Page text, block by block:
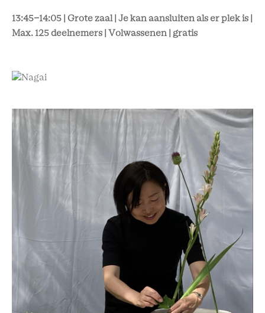
13:45-14:05 | Grote zaal | Je kan aansluiten als er plek is |
Max. 125 deelnemers | Volwassenen | gratis